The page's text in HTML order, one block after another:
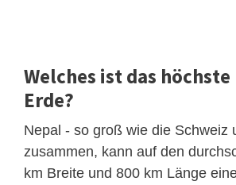
Welches ist das
Erde?
Nepal - so groß wie die Schweiz
zusammen, kann auf den
km Breite und 800 km Länge